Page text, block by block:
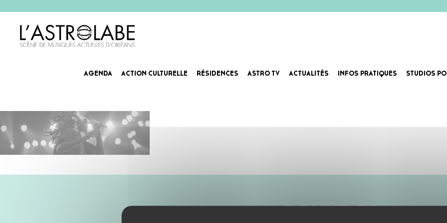
AGENDA ACTION CULTURELLE RÉSIDENCES ASTRO TV ACTUALITÉS INFOS PRATIQUES STUDIOS